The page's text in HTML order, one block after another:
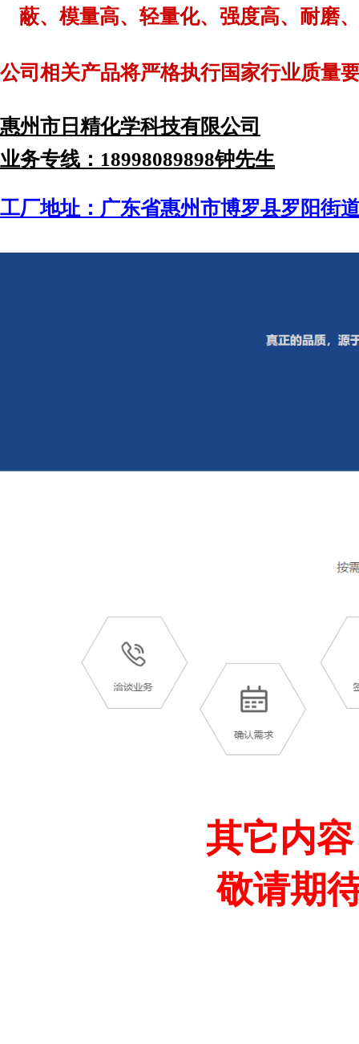
蔽、模量高、轻量化、强度高、耐磨
公司相关产品将严格执行国家行业质量
惠州市日精化学科技有限公司
业务专线：18998089898钟先生
工厂地址：广东省惠州市博罗县罗阳街
其它内
敬请期